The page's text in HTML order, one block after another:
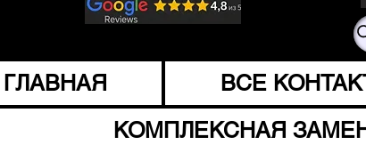
ГЛАВНАЯ ВСЕ
КОМПЛЕКСНАЯ